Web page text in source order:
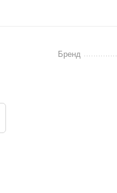
Бренд